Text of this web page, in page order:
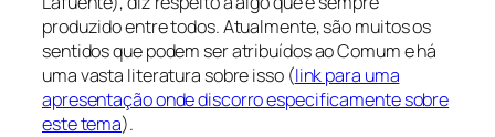
produzido entre todos. Atualmente, são muitos os
sentidos que podem ser atribuídos ao Comum e há
uma vasta literatura sobre isso (link para uma
apresentação onde discorro especificamente sobre
este tema).